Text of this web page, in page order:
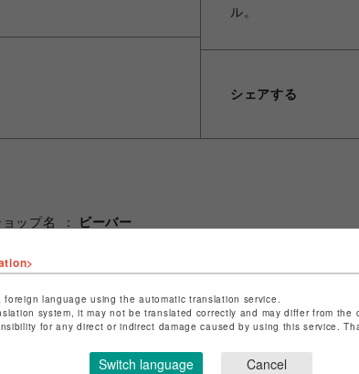
ル。
シェアする
ョップ名
ビーバー
ョップお問い合わせはこちら
language using the automatic translation service.
system, it may not be translated correctly and may differ from
for any direct or indirect damage caused by using this service.
Switch language Cancel